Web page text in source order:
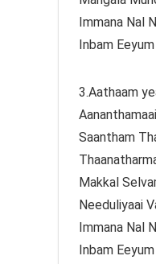
Immana Nal
Inbam
3.Aathaam
Saantham
Makkal
Needuliyaai
Immana Nal
Inbam